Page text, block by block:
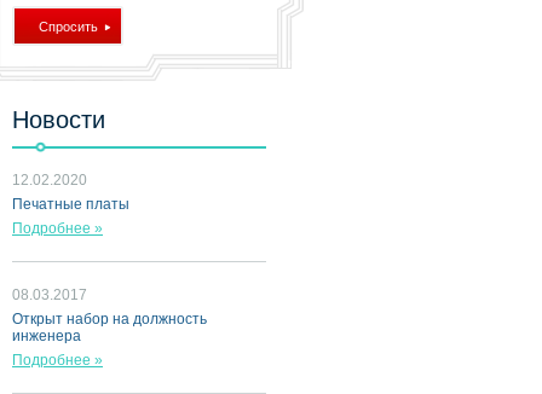
Новости
12.02.2020
Печатные платы
Подробнее »
08.03.2017
Открыт набор на должность
инженера
Подробнее »